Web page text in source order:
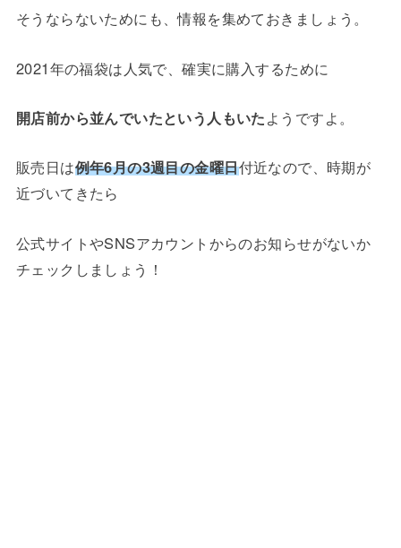
そうならないためにも、情報を集めておきましょう。
2021年の福袋は人気で、確実に購入するために
開店前から並んでいたという人もいたようですよ。
販売日は例年6月の3週目の金曜日付近なので、時期が
近づいてきたら
公式サイトやSNSアカウントからのお知らせがないか
チェックしましょう！